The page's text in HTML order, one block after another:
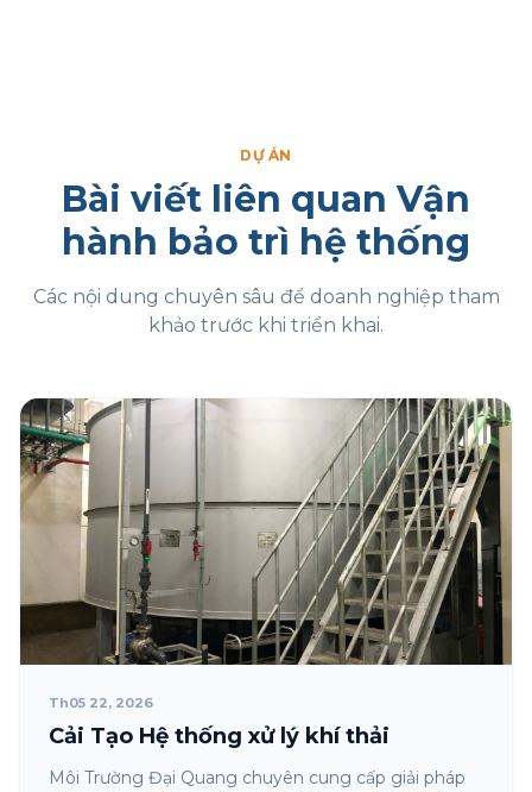
DỰ ÁN
Bài viết liên quan Vận
hành bảo trì hệ thống
Các nội dung chuyên sâu để doanh nghiệp tham
khảo trước khi triển khai.
Th05 22, 2026
Cải Tạo Hệ thống xử lý khí thải
Môi Trường Đại Quang chuyên cung cấp giải pháp